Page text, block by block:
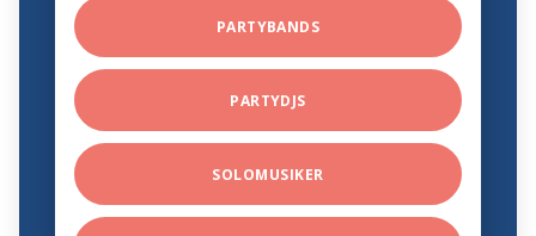
PARTYBANDS
PARTYDJS
SOLOMUSIKER